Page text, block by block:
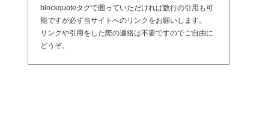
blockquoteタグで囲っていただければ数行の引用も可
能ですが必ず当サイトへのリンクをお願いします。
リンクや引用をした際の連絡は不要ですのでご自由に
どうぞ。